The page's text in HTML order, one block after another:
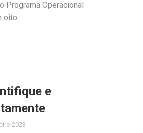
Programa Operacional
oito…
e
2023